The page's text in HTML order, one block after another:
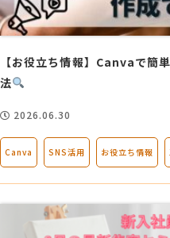
採用情報
【お役立ち情報】Canvaで簡
法
2026.06.30
Canva SNS活用 お役立ち情報